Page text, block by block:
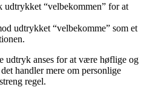
“velbekommen” for at
udtrykket “velbekomme” som et
udtryk anses for at være høflige og
handler mere om personlige
regel.